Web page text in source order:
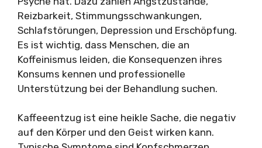
Reizbarkeit, Stimmungsschwankungen,
Schlafstörungen, Depression und Erschöpfung.
Es ist wichtig, dass Menschen, die an
Koffeinismus leiden, die Konsequenzen ihres
Konsums kennen und professionelle
Unterstützung bei der Behandlung suchen.
Kaffeeentzug ist eine heikle Sache, die negativ
auf den Körper und den Geist wirken kann.